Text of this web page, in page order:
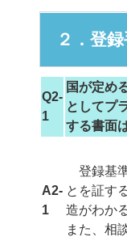
２．登
Q2-
1
国が定め
としてプ
する書面
A2-
1
登録基
とを証す
造がわか
また、相